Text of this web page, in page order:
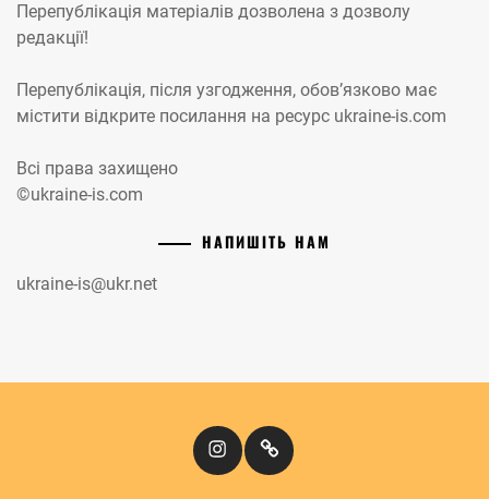
Перепублікація матеріалів дозволена з дозволу
редакції!
Перепублікація, після узгодження, обов’язково має
містити відкрите посилання на ресурс ukraine-is.com
Всі права захищено
©ukraine-is.com
НАПИШІТЬ НАМ
ukraine-is@ukr.net
InstagramКіномандри